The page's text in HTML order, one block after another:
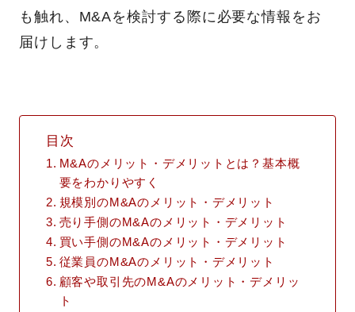
も触れ、M&Aを検討する際に必要な情報をお
届けします。
目次
M&Aのメリット・デメリットとは？基本概
要をわかりやすく
規模別のM&Aのメリット・デメリット
売り手側のM&Aのメリット・デメリット
買い手側のM&Aのメリット・デメリット
従業員のM&Aのメリット・デメリット
顧客や取引先のM&Aのメリット・デメリッ
ト